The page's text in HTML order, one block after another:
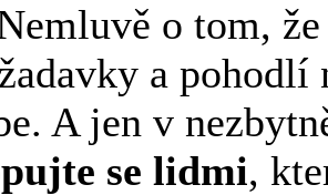
o tom,
a pohodlí
A jen v
se lidmi,